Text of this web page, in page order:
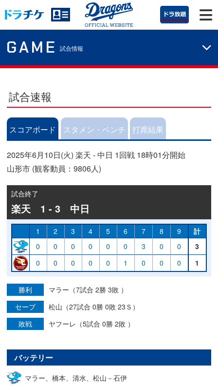
GAME 試合情報
試合速報
スコアボード スタメン・ベンチ 打席結果
2025年6月10日(火) 楽天 - 中日 1回戦 18時01分開始
山形市 (観客動員：9806人)
試合終了
楽天 1 - 3 中日
1 2 3 4 5 6 7 8 9
計
0
0 0 0 0 0 3 0 0
3
0
0 0 0 0 1 0 0 0 1
勝利
マラー（7試合 2勝 3敗 ）
セーブ
松山（27試合 0勝 0敗 23Ｓ）
敗戦
ヤフーレ（5試合 0勝 2敗 ）
バッテリー
マラー、橋本、清水、松山－石伊